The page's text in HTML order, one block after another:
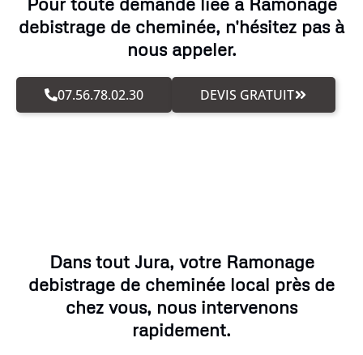
debistrage de cheminée, n'hésitez pas à
nous appeler.
07.56.78.02.30 DEVIS GRATUIT
Dans tout Jura, votre Ramonage
debistrage de cheminée local près de
chez vous, nous intervenons
rapidement.